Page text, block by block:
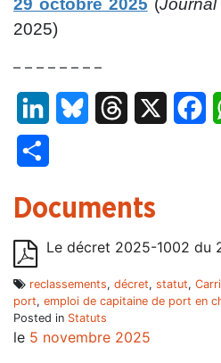
29 octobre 2025 (Journal
2025)
– – – – – – – –
LinkedInBluesky Threads
Documents
Le décret 2025-1002 du
reclassements, décret, statut,
port, emploi de capitaine de port en
Posted in Statuts
le 5 novembre 2025